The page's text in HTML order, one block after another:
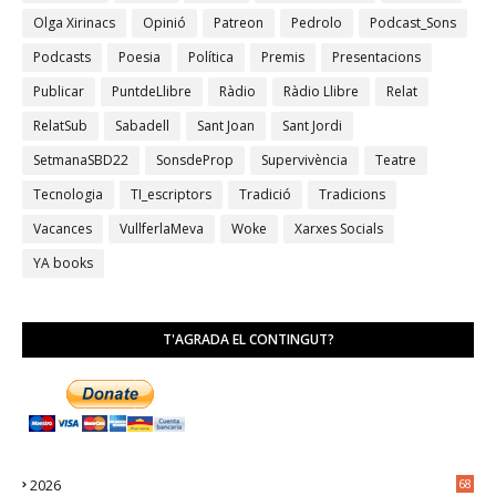
Olga Xirinacs
Opinió Patreon Pedrolo
Podcast_Sons
Podcasts
Poesia Política Premis
Presentacions
Publicar
PuntdeLlibre Ràdio Ràdio Llibre
Relat
RelatSub
Sabadell Sant Joan
Sant Jordi
SetmanaSBD22
SonsdeProp Supervivència
Teatre
Tecnologia
TI_escriptors Tradició
Tradicions
Vacances
VullferlaMeva Woke
Xarxes Socials
YA books
T'AGRADA EL CONTINGUT?
2026 68